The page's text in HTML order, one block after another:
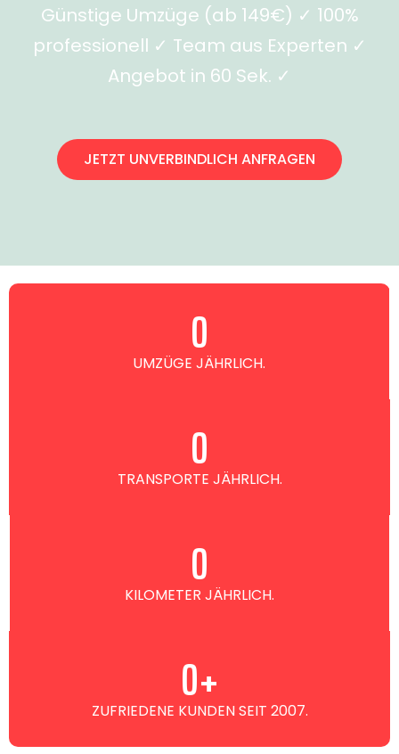
Günstige Umzüge (ab 149€) ✓ 100%
professionell ✓ Team aus Experten ✓
Angebot in 60 Sek. ✓
JETZT UNVERBINDLICH ANFRAGEN
UMZÜGE JÄHRLICH.
0
TRANSPORTE JÄHRLICH.
0
KILOMETER JÄHRLICH.
0
ZUFRIEDENE KUNDEN SEIT 2007.
0+